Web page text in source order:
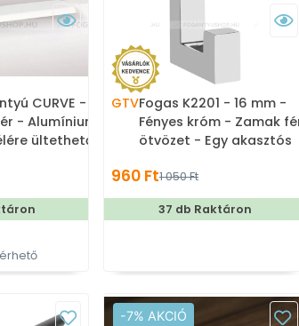
CURVE -
- Alumínium -
ültethető
GTVFogas K2201 - 16 mm -
Fényes króm - Zamak
ötvözet - Egy akasztós
960 Ft1 050 Ft
37 db Raktáron
-7% AKCIÓ